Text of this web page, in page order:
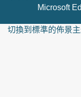
Microsoft
切換到標準的佈景